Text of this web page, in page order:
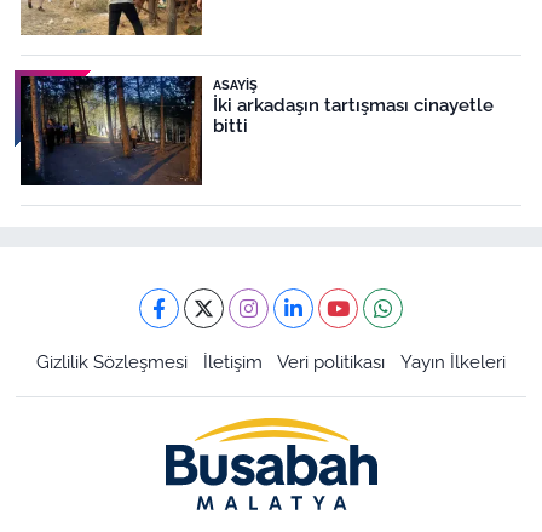
ASAYIŞ
İki arkadaşın tartışması cinayetle
bitti
Gizlilik Sözleşmesi İletişim Veri politikası Yayın İlkeleri